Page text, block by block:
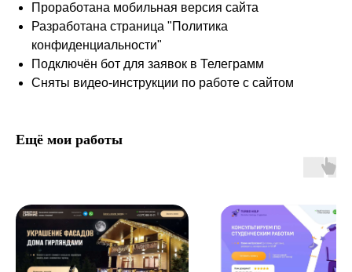
Проработана мобильная версия сайта
Разработана страница "Политика
конфиденциальности"
Подключён бот для заявок в Телеграмм
Сняты видео-инструкции по работе с сайтом
Ещё мои работы